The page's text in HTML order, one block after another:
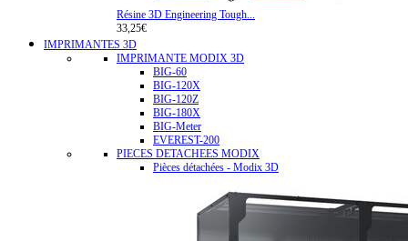
Résine 3D Engineering Tough...
33,25€
IMPRIMANTES 3D
IMPRIMANTE MODIX 3D
BIG-60
BIG-120X
BIG-120Z
BIG-180X
BIG-Meter
EVEREST-200
PIECES DETACHEES MODIX
Pièces détachées - Modix 3D